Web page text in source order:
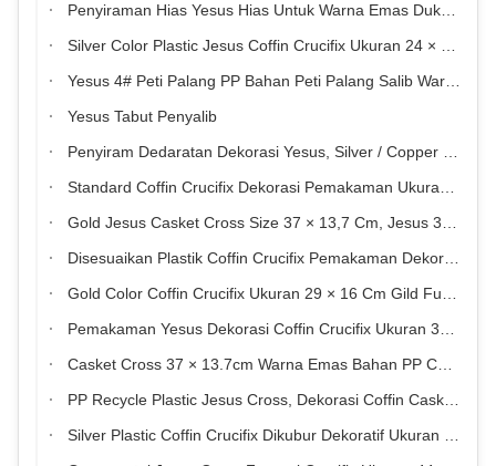
Penyiraman Hias Yesus Hias Untuk Warna Emas Duka Ukuran 44,8 × 20,8 Cm
Silver Color Plastic Jesus Coffin Crucifix Ukuran 24 × 14 Cm Untuk Peti mati Pemakaman
Yesus 4# Peti Palang PP Bahan Peti Palang Salib Warna Emas
Yesus Tabut Penyalib
Penyiram Dedaratan Dekorasi Yesus, Silver / Copper Color Coffin Cross PP Material
Standard Coffin Crucifix Dekorasi Pemakaman Ukuran 44,8 × 20,8 Cm PP Material
Gold Jesus Casket Cross Size 37 × 13,7 Cm, Jesus 3 # Bahan Cross Cross Coffin
Disesuaikan Plastik Coffin Crucifix Pemakaman Dekorasi Ukuran 44,8 × 20,8 Cm
Gold Color Coffin Crucifix Ukuran 29 × 16 Cm Gild Funeral Coffin Fitting
Pemakaman Yesus Dekorasi Coffin Crucifix Ukuran 38,5 × 18,5 Cm PP Bahan Recycle
Casket Cross 37 × 13.7cm Warna Emas Bahan PP Coffin Cross Crucifix
PP Recycle Plastic Jesus Cross, Dekorasi Coffin Casket Crucifix 38.5 × 18.5 Cm
Silver Plastic Coffin Crucifix Dikubur Dekoratif Ukuran 44,8 × 20,8 Cm untuk tutup peti mati